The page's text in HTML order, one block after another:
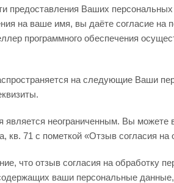
предоставления Ваших
на ваше имя, вы даёте согласие
программного обеспечения
на следующие Ваши
является неограниченным. Вы
кв. 71 с пометкой «Отзыв согласия
что отзыв согласия на обработку
ваши персональные